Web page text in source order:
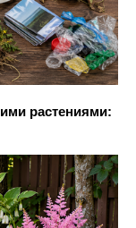
растениями: